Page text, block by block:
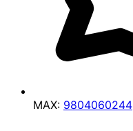
MAX: 9804060244